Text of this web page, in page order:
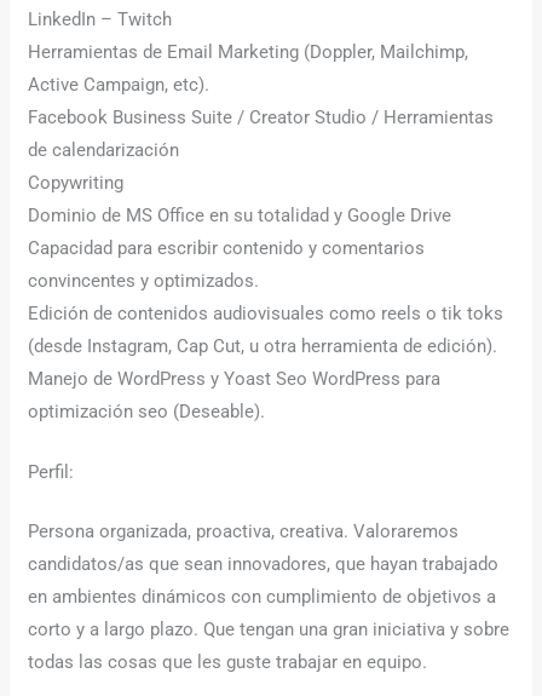
LinkedIn – Twitch
Herramientas de Email Marketing (Doppler, Mailchimp,
Active Campaign, etc).
Facebook Business Suite / Creator Studio / Herramientas
de calendarización
Copywriting
Dominio de MS Office en su totalidad y Google Drive
Capacidad para escribir contenido y comentarios
convincentes y optimizados.
Edición de contenidos audiovisuales como reels o tik toks
(desde Instagram, Cap Cut, u otra herramienta de edición).
Manejo de WordPress y Yoast Seo WordPress para
optimización seo (Deseable).
Perfil:
Persona organizada, proactiva, creativa. Valoraremos
candidatos/as que sean innovadores, que hayan trabajado
en ambientes dinámicos con cumplimiento de objetivos a
corto y a largo plazo. Que tengan una gran iniciativa y sobre
todas las cosas que les guste trabajar en equipo.